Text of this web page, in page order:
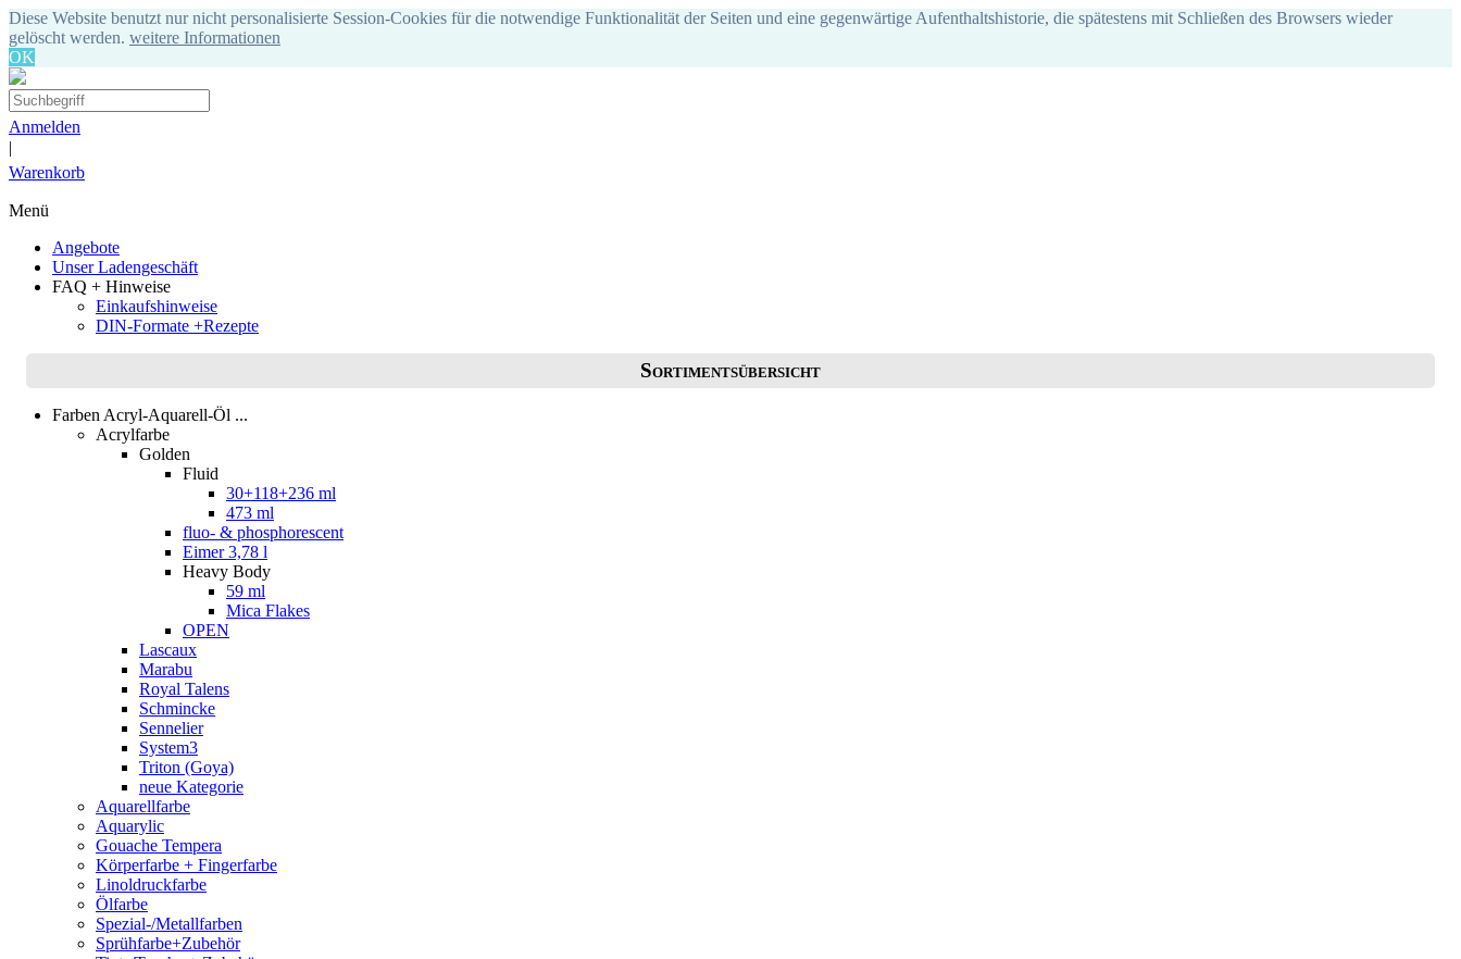
Diese Website benutzt nur nicht personalisierte Session-Cookies für die notwendige Funktionalität der Seiten und eine gegenwärtige Aufenthaltshistorie, die spätestens mit Schließen des Browsers wieder
gelöscht werden. weitere Informationen
OK
Anmelden
|
Warenkorb
Menü
Angebote
Unser Ladengeschäft
FAQ + Hinweise
Einkaufshinweise
DIN-Formate +Rezepte
Sortimentsübersicht
Farben Acryl-Aquarell-Öl ...
Acrylfarbe
Golden
Fluid
30+118+236 ml
473 ml
fluo- & phosphorescent
Eimer 3,78 l
Heavy Body
59 ml
Mica Flakes
OPEN
Lascaux
Marabu
Royal Talens
Schmincke
Sennelier
System3
Triton (Goya)
neue Kategorie
Aquarellfarbe
Aquarylic
Gouache Tempera
Körperfarbe + Fingerfarbe
Linoldruckfarbe
Ölfarbe
Spezial-/Metallfarben
Sprühfarbe+Zubehör